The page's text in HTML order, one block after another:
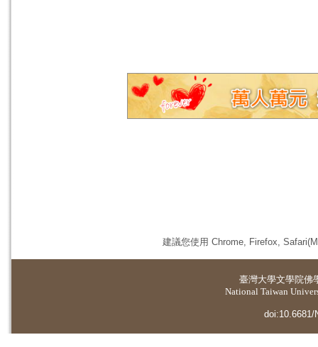
建議您使用 Chrome, Firefox,
臺灣大學文學院佛
National Taiwan
doi:10.6681/